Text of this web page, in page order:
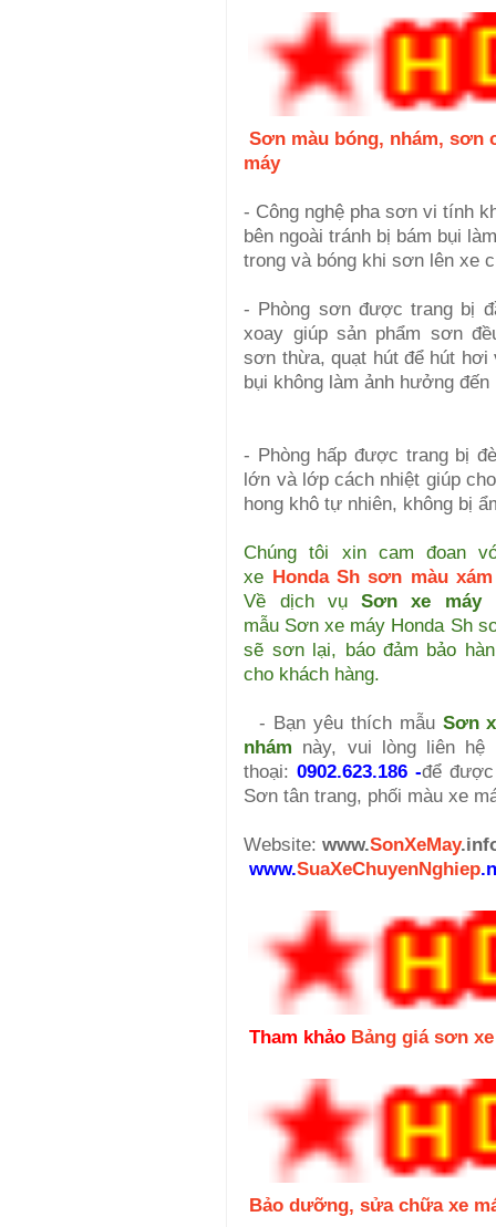
Sơn màu bóng, nhám, sơn
máy
- Công nghệ pha sơn vi tính
bên ngoài tránh bị bám bụi
trong và bóng khi sơn lên xe
- Phòng sơn được trang bị
xoay giúp sản phẩm sơn
sơn thừa, quạt hút để hút
bụi không làm ảnh hưởng
- Phòng hấp được trang bị
lớn và lớp cách nhiệt giúp
hong khô tự nhiên, không bị
Chúng tôi xin cam đoan
xe Honda Sh sơn màu
Về dịch vụSơn xe máy
mẫu Sơn xe máy Honda Sh
sẽ sơn lại, báo đảm bảo
cho khách hàng.
- Bạn yêu thích mẫu Sơn
nhám này, vui lòng liên
thoại:0902.623.186 -để
Sơn tân trang, phối màu xe
Website:www.SonXeMay
www.SuaXeChuyenNghiep
Tham khảo Bảng giá sơn
Bảo dưỡng, sửa chữa xe